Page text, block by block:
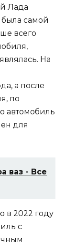
Лада
была самой
всего
На
а после
по
автомобиль
для
ваз - Все
в 2022 году
с